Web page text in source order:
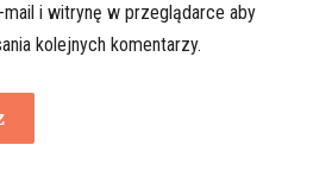
i witrynę w przeglądarce aby
kolejnych komentarzy.